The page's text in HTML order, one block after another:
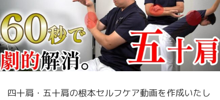
四十肩・五十肩の根本セルフケア動画を作成いたし